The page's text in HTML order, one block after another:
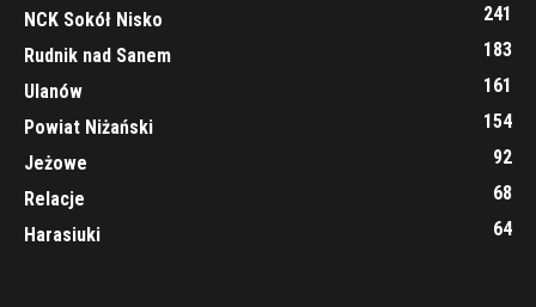
NCK Sokół Nisko
241
Rudnik nad Sanem
183
Ulanów
161
Powiat Niżański
154
Jeżowe
92
Relacje
68
Harasiuki
64